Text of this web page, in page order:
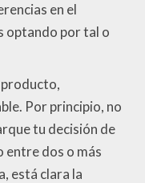
en el
optando por tal o
producto,
Por principio, no
tu decisión de
entre dos o más
está clara la